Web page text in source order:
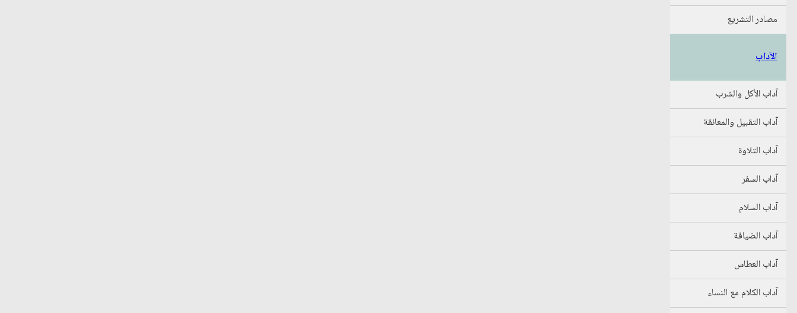
مصادر التشريع
الآداب
آداب الأكل والشرب
آداب التقبيل والمعانقة
آداب التلاوة
آداب السفر
آداب السلام
آداب الضيافة
آداب العطاس
آداب الكلام مع النساء